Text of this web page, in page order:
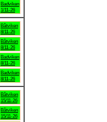
Badviken
1/11-26
Båtviken
8/11-26
Båtviken
8/11-26
Badviken
8/11-26
Badviken
8/11-26
Båtviken
15/11-26
Båtviken
15/11-26